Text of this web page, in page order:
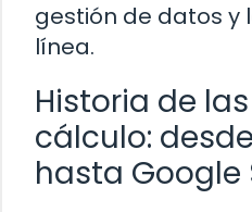
gestión de datos y
línea.
Historia de
cálculo:
hasta Google